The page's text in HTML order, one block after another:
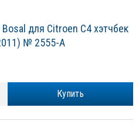
для Citroen C4 хэтчбек
№ 2555-A
Купить